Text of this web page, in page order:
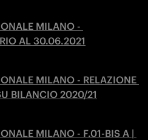
MILANO -
AL 30.06.2021
MILANO - RELAZIONE
BILANCIO 2020/21
MILANO - F.01-BIS A |